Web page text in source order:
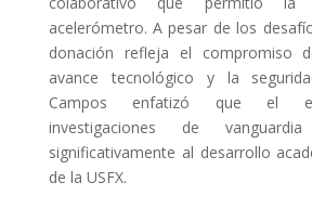
acelerómetro. A pesar de los
donación refleja el compromiso
avance tecnológico y la
Campos enfatizó que el
investigaciones de
significativamente al desarrollo
de la USFX.